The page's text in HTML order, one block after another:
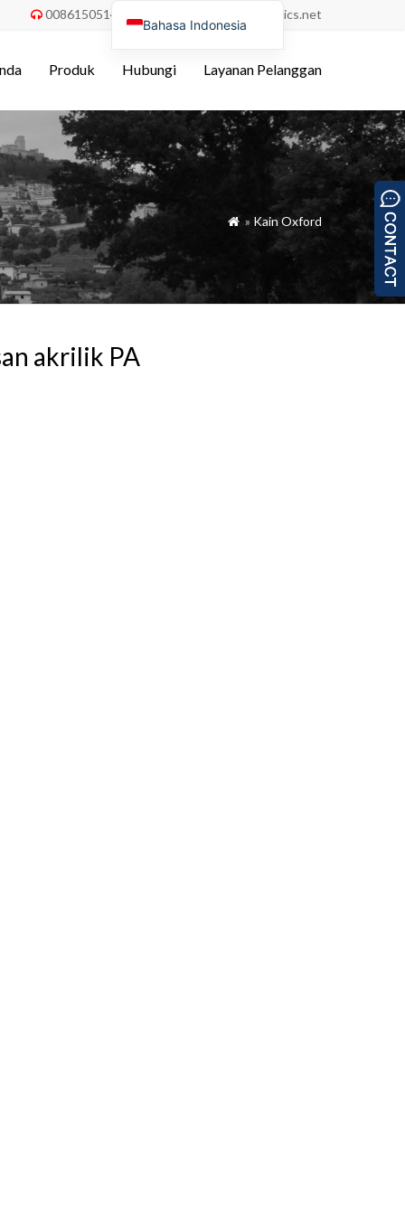
 008615051486055 order@china-fabrics.net
Produk Hubungi Layanan Pelanggan
 » Kain Oxford
akrilik PA
Bahasa Indonesia
Deutsch
Français
Italiano
Español
Русский
Türkçe